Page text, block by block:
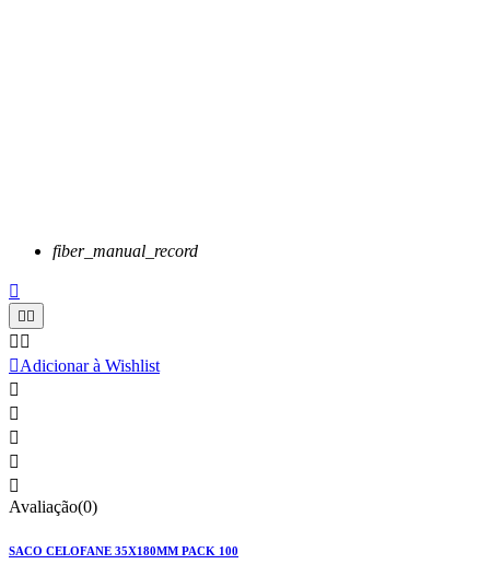
fiber_manual_record


 
Adicionar à Wishlist





Avaliação(0)
SACO CELOFANE 35X180MM PACK 100